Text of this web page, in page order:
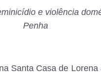
e violência
Penha
Santa Casa de